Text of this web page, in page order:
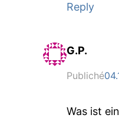
Reply
G.P.
Publiché
Was ist